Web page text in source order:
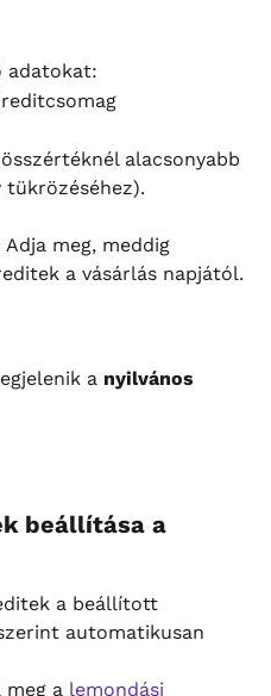
adatokat:
alacsonyabb
tükrözéséhez).
Adja meg, meddig
a vásárlás napjától.
a nyilvános
beállítása a
a beállított
automatikusan
meg a lemondási